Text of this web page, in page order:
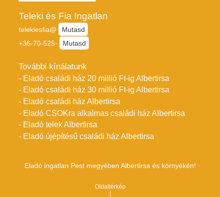
Teleki és Fia Ingatlan
telekiesfia@
Mutasd
+36-70-525-
Mutasd
További kínálatunk
- Eladó családi ház 20 millió Ft-ig Albertirsa
- Eladó családi ház 30 millió Ft-ig Albertirsa
- Eladó családi ház Albertirsa
- Eladó CSOKra alkalmas családi ház Albertirsa
- Eladó telek Albertirsa
- Eladó újépítésű családi ház Albertirsa
Eladó ingatlan Pest megyében Albertirsa és környékén!
Oldaltérkép